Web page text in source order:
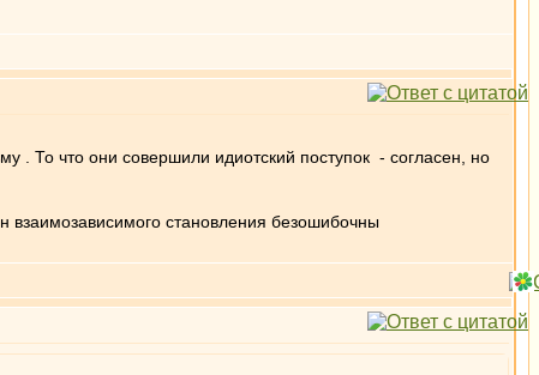
. То что они совершили идиотский поступок - согласен, но
взаимозависимого становления безошибочны